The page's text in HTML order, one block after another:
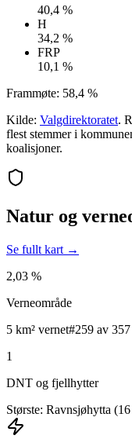
40,4 %
H
34,2 %
FRP
10,1 %
Frammøte: 58,4 %
Kilde: Valgdirektoratet.
flest stemmer i
koalisjoner.
Natur og
Se fullt kart →
2,03 %
Verneområde
5 km² vernet#259 av 357
1
DNT og fjellhytter
Største: Ravnsjøhytta